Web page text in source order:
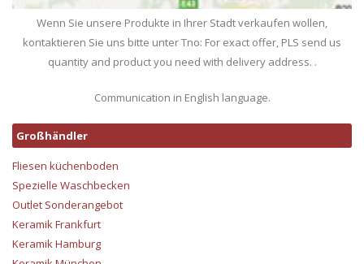
Wenn Sie unsere Produkte in Ihrer Stadt verkaufen wollen,
kontaktieren Sie uns bitte unter Tno: For exact offer, PLS send us
quantity and product you need with delivery address. .
Communication in English language.
Großhändler
Fliesen küchenboden
Spezielle Waschbecken
Outlet Sonderangebot
Keramik Frankfurt
Keramik Hamburg